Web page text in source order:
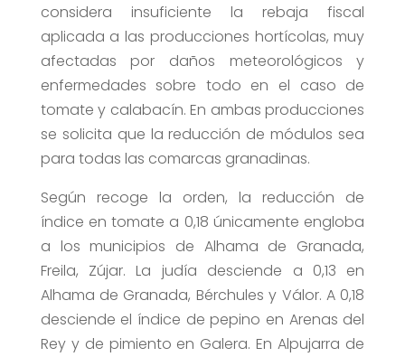
considera insuficiente la rebaja fiscal
aplicada a las producciones hortícolas, muy
afectadas por daños meteorológicos y
enfermedades sobre todo en el caso de
tomate y calabacín. En ambas producciones
se solicita que la reducción de módulos sea
para todas las comarcas granadinas.
Según recoge la orden, la reducción de
índice en tomate a 0,18 únicamente engloba
a los municipios de Alhama de Granada,
Freila, Zújar. La judía desciende a 0,13 en
Alhama de Granada, Bérchules y Válor. A 0,18
desciende el índice de pepino en Arenas del
Rey y de pimiento en Galera. En Alpujarra de